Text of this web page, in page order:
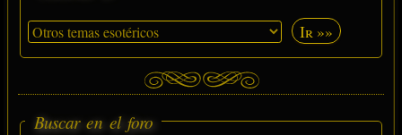
Ir »»
Buscar en el foro